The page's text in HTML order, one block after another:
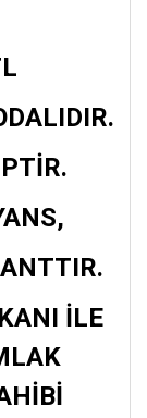
İLE